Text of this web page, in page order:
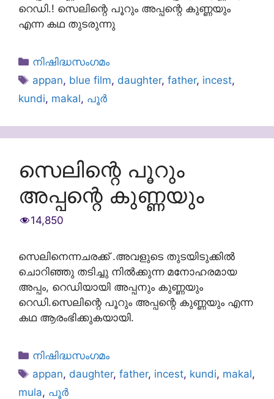
റെഡി.! സെലിന്റെ പൂറും അപ്പന്റെ കുണ്ണയും
എന്ന കഥ തുടരുന്നു
Categories
നിഷിദ്ധസംഗമം
Tags
appan, blue film, daughter,father, incest,
kundi, makal, പൂർ
സെലിന്റെ പൂറും
അപ്പന്റെ കുണ്ണയും
14,850
സെലിനെന്നചരക്ക് .അവളുടെ തുടയിടുക്കില്‍
ചൊറിഞ്ഞു തടിച്ചു നില്‍ക്കുന്ന മനോഹരമായ
അപ്പം, റെഡിയായി അപ്പനും കുണ്ണയും
റെഡി.സെലിന്റെ പൂറും അപ്പന്റെ കുണ്ണയും എന്ന
കഥ ആരംഭിക്കുകയായി.
Categories
നിഷിദ്ധസംഗമം
Tags
appan, daughter,father, incest, kundi, makal,
mula, പൂർ